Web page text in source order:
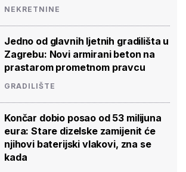
NEKRETNINE
Jedno od glavnih ljetnih gradilišta u
Zagrebu: Novi armirani beton na
prastarom prometnom pravcu
GRADILIŠTE
Končar dobio posao od 53 milijuna
eura: Stare dizelske zamijenit će
njihovi baterijski vlakovi, zna se
kada